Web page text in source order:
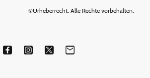
©Urheberrecht. Alle Rechte vorbehalten.